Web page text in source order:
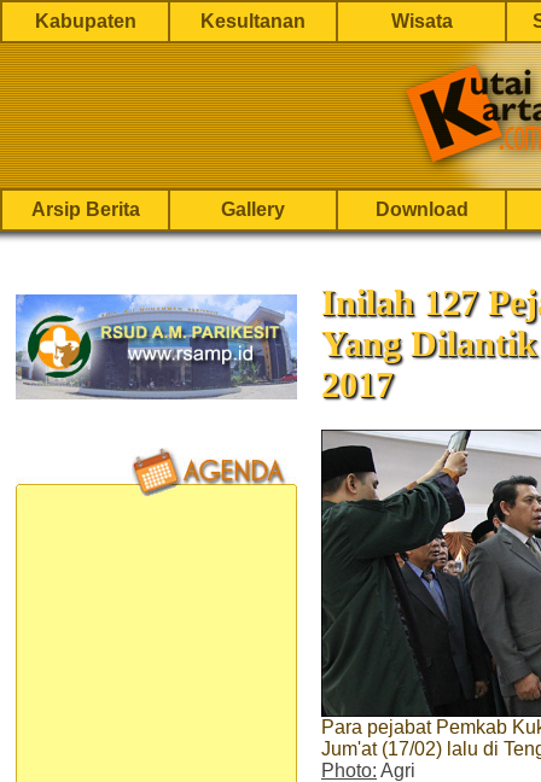
Kabupaten Kesultanan Wisata
Arsip Berita Gallery Download
Inilah 127
Yang
2017
Para pejabat Pemkab
Jum'at (17/02) lalu di
Photo: Agri